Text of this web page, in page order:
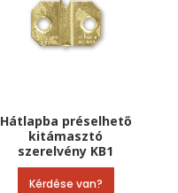
Hátlapba préselhető
kitámasztó
szerelvény KB1
Kérdése van?